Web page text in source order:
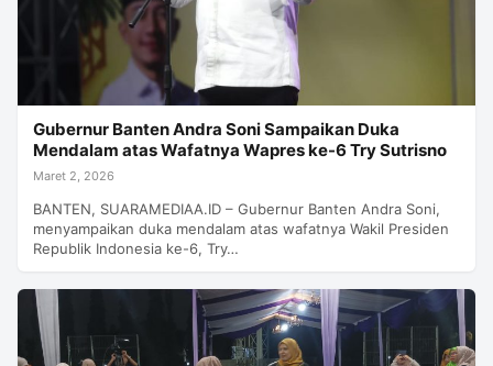
Gubernur Banten Andra Soni Sampaikan Duka
Mendalam atas Wafatnya Wapres ke-6 Try Sutrisno
Maret 2, 2026
BANTEN, SUARAMEDIAA.ID – Gubernur Banten Andra Soni,
menyampaikan duka mendalam atas wafatnya Wakil Presiden
Republik Indonesia ke-6, Try…